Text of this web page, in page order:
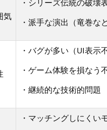
気
・シリーズ伝統の破壊
・派手な演出（竜巻な
・バグが多い（UI表示
・ゲーム体験を損なう
・継続的な技術的問題
・マッチングしにくい